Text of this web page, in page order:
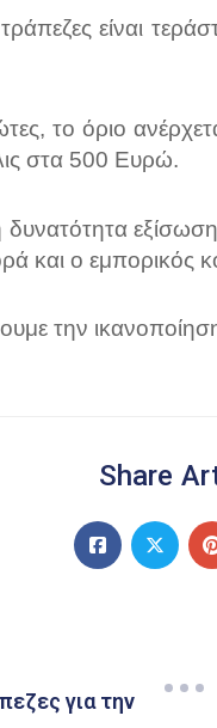
είναι
το όριο
στα 500 Ευρώ.
και ο εμπορικός
την
Share
για την